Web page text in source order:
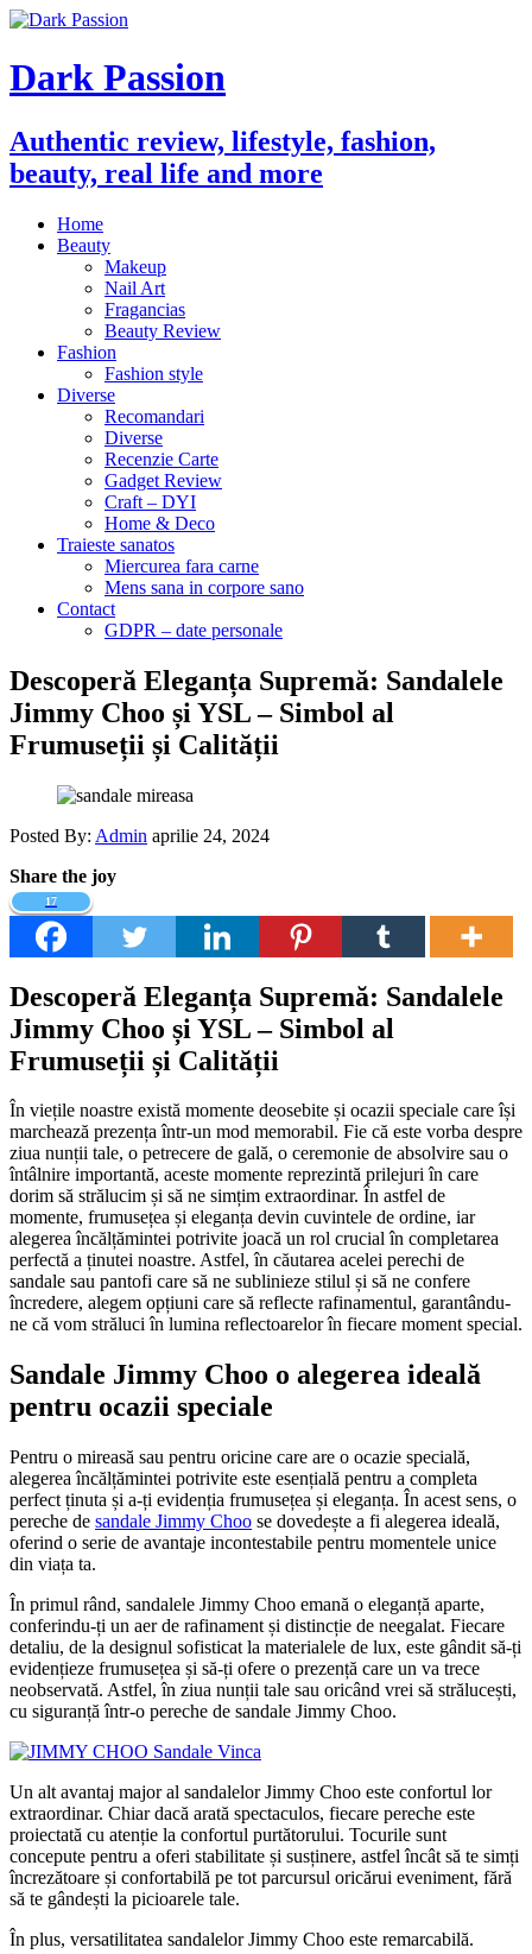
Dark Passion
Authentic review, lifestyle, fashion,
beauty, real life and more
Home
Beauty
Makeup
Nail Art
Fragancias
Beauty Review
Fashion
Fashion style
Diverse
Recomandari
Diverse
Recenzie Carte
Gadget Review
Craft – DYI
Home & Deco
Traieste sanatos
Miercurea fara carne
Mens sana in corpore sano
Contact
GDPR – date personale
Descoperă Eleganța Supremă: Sandalele
Jimmy Choo și YSL – Simbol al
Frumuseții și Calității
Posted By: Admin aprilie 24, 2024
Share the joy
17
Descoperă Eleganța Supremă: Sandalele
Jimmy Choo și YSL – Simbol al
Frumuseții și Calității
În viețile noastre există momente deosebite și ocazii speciale care își
marchează prezența într-un mod memorabil. Fie că este vorba despre
ziua nunții tale, o petrecere de gală, o ceremonie de absolvire sau o
întâlnire importantă, aceste momente reprezintă prilejuri în care
dorim să strălucim și să ne simțim extraordinar. În astfel de
momente, frumusețea și eleganța devin cuvintele de ordine, iar
alegerea încălțămintei potrivite joacă un rol crucial în completarea
perfectă a ținutei noastre. Astfel, în căutarea acelei perechi de
sandale sau pantofi care să ne sublinieze stilul și să ne confere
încredere, alegem opțiuni care să reflecte rafinamentul, garantându-
ne că vom străluci în lumina reflectoarelor în fiecare moment special.
Sandale Jimmy Choo o alegerea ideală
pentru ocazii speciale
Pentru o mireasă sau pentru oricine care are o ocazie specială,
alegerea încălțămintei potrivite este esențială pentru a completa
perfect ținuta și a-ți evidenția frumusețea și eleganța. În acest sens, o
pereche de sandale Jimmy Choo se dovedește a fi alegerea ideală,
oferind o serie de avantaje incontestabile pentru momentele unice
din viața ta.
În primul rând, sandalele Jimmy Choo emană o eleganță aparte,
conferindu-ți un aer de rafinament și distincție de neegalat. Fiecare
detaliu, de la designul sofisticat la materialele de lux, este gândit să-ți
evidențieze frumusețea și să-ți ofere o prezență care un va trece
neobservată. Astfel, în ziua nunții tale sau oricând vrei să strălucești,
cu siguranță într-o pereche de sandale Jimmy Choo.
Un alt avantaj major al sandalelor Jimmy Choo este confortul lor
extraordinar. Chiar dacă arată spectaculos, fiecare pereche este
proiectată cu atenție la confortul purtătorului. Tocurile sunt
concepute pentru a oferi stabilitate și susținere, astfel încât să te simți
încrezătoare și confortabilă pe tot parcursul oricărui eveniment, fără
să te gândești la picioarele tale.
În plus, versatilitatea sandalelor Jimmy Choo este remarcabilă.